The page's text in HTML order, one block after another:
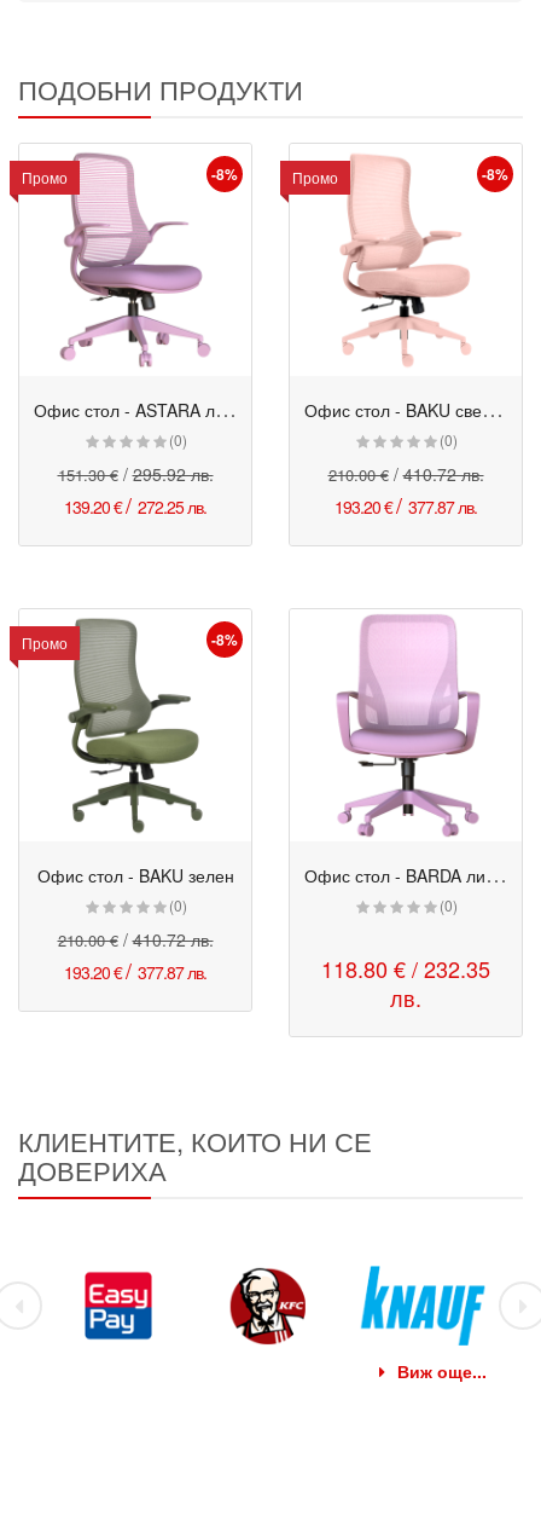
ПОДОБНИ ПРОДУКТИ
Промо
Промо
-8%
О
фис стол - ASTARA лилав
(0)
151.30 €/295.92 лв.
139.20 €/ 272.25 лв.
Промо
Промо
-8%
О
фис стол - BAKU светлорозов
(0)
210.00 €/410.72 лв.
193.20 €/ 377.87 лв.
Промо
Промо
-8%
Офис стол - BAKU зелен
(0)
210.00 €/410.72 лв.
193.20 €/ 377.87 лв.
О
фис стол - BARDA лилав
(0)
118.80 € / 232.35
лв.
КЛИЕНТИТЕ, КОИТО НИ СЕ
ДОВЕРИХА
Виж още...